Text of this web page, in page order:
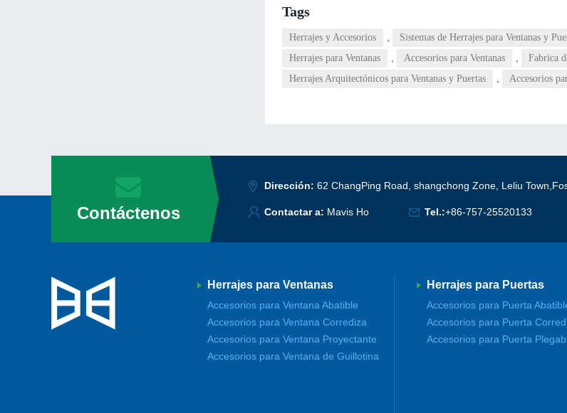
Tags
Herrajes y Accesorios Sistemas de Herrajes para Ventanas y
Herrajes para Ventanas Accesorios para Ventanas Fabrica
Herrajes Arquitectónicos para Ventanas y Puertas Accesorios
Contáctenos
Dirección:62 ChangPing Road, shangchong Zone, Leliu
Contactar a: Mavis Ho Tel.:+86-757-25520133
Herrajes para Ventanas
Accesorios para Ventana Abatible
Accesorios para Ventana Corrediza
Accesorios para Ventana Proyectante
Accesorios para Ventana de Guillotina
Herrajes para Puertas
Accesorios para Puerta
Accesorios para Puerta
Accesorios para Puerta